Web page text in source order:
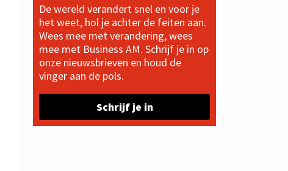
De wereld verandert snel en voor je
het weet, hol je achter de feiten aan.
Wees mee met verandering, wees
mee met Business AM. Schrijf je in op
onze nieuwsbrieven en houd de
vinger aan de pols.
Schrijf je in